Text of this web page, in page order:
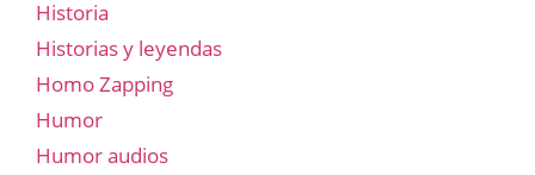
Historia
Historias y leyendas
Homo Zapping
Humor
Humor audios